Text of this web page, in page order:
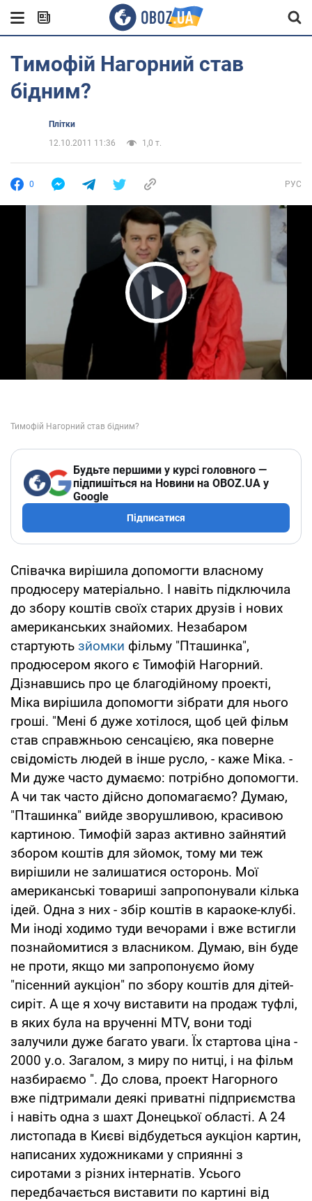
Тимофій Нагорний став
бідним?
Плітки
12.10.2011 11:36
1,0 т.
0 РУС
Play Video
Будьте першими у курсі головного —
підпишіться на Новини на OBOZ.UA у
Google
Підписатися
Співачка вирішила допомогти власному
продюсеру матеріально. І навіть підключила
до збору коштів своїх старих друзів і нових
американських знайомих. Незабаром
стартують зйомки фільму "Пташинка",
продюсером якого є Тимофій Нагорний.
Дізнавшись про це благодійному проекті,
Міка вирішила допомогти зібрати для нього
гроші. "Мені б дуже хотілося, щоб цей фільм
став справжньою сенсацією, яка поверне
свідомість людей в інше русло, - каже Міка. -
Ми дуже часто думаємо: потрібно допомогти.
А чи так часто дійсно допомагаємо? Думаю,
"Пташинка" вийде зворушливою, красивою
картиною. Тимофій зараз активно зайнятий
збором коштів для зйомок, тому ми теж
вирішили не залишатися осторонь. Мої
американські товариші запропонували кілька
ідей. Одна з них - збір коштів в караоке-клубі.
Ми іноді ходимо туди вечорами і вже встигли
познайомитися з власником. Думаю, він буде
не проти, якщо ми запропонуємо йому
"пісенний аукціон" по збору коштів для дітей-
сиріт. А ще я хочу виставити на продаж туфлі,
в яких була на врученні MTV, вони тоді
залучили дуже багато уваги. Їх стартова ціна -
2000 у.о. Загалом, з миру по нитці, і на фільм
назбираємо ". До слова, проект Нагорного
вже підтримали деякі приватні підприємства
і навіть одна з шахт Донецької області. А 24
листопада в Києві відбудеться аукціон картин,
написаних художниками у сприянні з
сиротами з різних інтернатів. Усього
передбачається виставити по картині від